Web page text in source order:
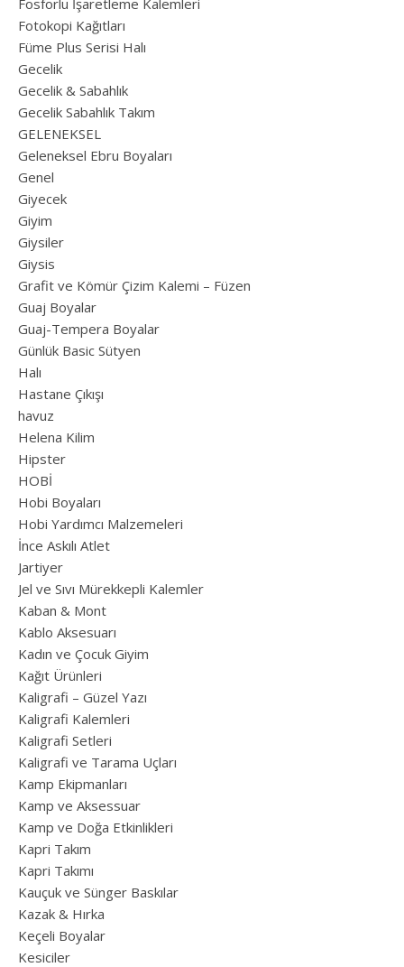
Fosforlu İşaretleme Kalemleri
Fotokopi Kağıtları
Füme Plus Serisi Halı
Gecelik
Gecelik & Sabahlık
Gecelik Sabahlık Takım
GELENEKSEL
Geleneksel Ebru Boyaları
Genel
Giyecek
Giyim
Giysiler
Giysis
Grafit ve Kömür Çizim Kalemi – Füzen
Guaj Boyalar
Guaj-Tempera Boyalar
Günlük Basic Sütyen
Halı
Hastane Çıkışı
havuz
Helena Kilim
Hipster
HOBİ
Hobi Boyaları
Hobi Yardımcı Malzemeleri
İnce Askılı Atlet
Jartiyer
Jel ve Sıvı Mürekkepli Kalemler
Kaban & Mont
Kablo Aksesuarı
Kadın ve Çocuk Giyim
Kağıt Ürünleri
Kaligrafi – Güzel Yazı
Kaligrafi Kalemleri
Kaligrafi Setleri
Kaligrafi ve Tarama Uçları
Kamp Ekipmanları
Kamp ve Aksessuar
Kamp ve Doğa Etkinlikleri
Kapri Takım
Kapri Takımı
Kauçuk ve Sünger Baskılar
Kazak & Hırka
Keçeli Boyalar
Kesiciler